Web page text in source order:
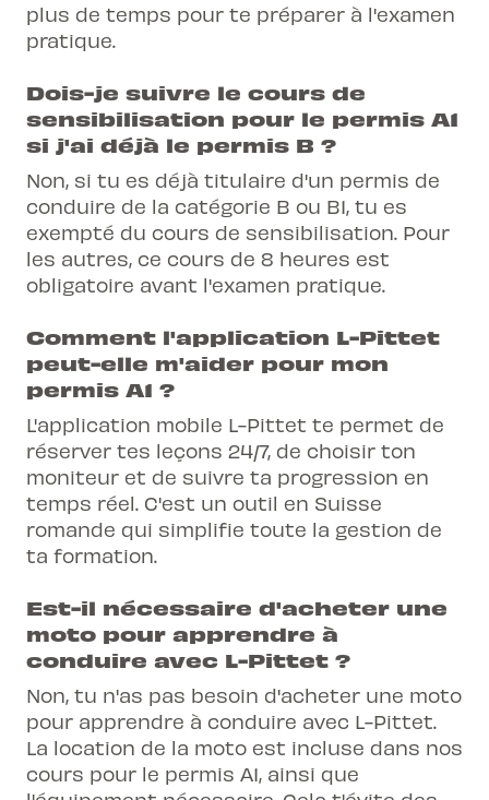
plus de temps pour te préparer à l'examen
pratique.
Dois-je suivre le cours de
sensibilisation pour le permis A1
si j'ai déjà le permis B ?
Non, si tu es déjà titulaire d'un permis de
conduire de la catégorie B ou B1, tu es
exempté du cours de sensibilisation. Pour
les autres, ce cours de 8 heures est
obligatoire avant l'examen pratique.
Comment l'application L-Pittet
peut-elle m'aider pour mon
permis A1 ?
L'application mobile L-Pittet te permet de
réserver tes leçons 24/7, de choisir ton
moniteur et de suivre ta progression en
temps réel. C'est un outil en Suisse
romande qui simplifie toute la gestion de
ta formation.
Est-il nécessaire d'acheter une
moto pour apprendre à
conduire avec L-Pittet ?
Non, tu n'as pas besoin d'acheter une moto
pour apprendre à conduire avec L-Pittet.
La location de la moto est incluse dans nos
cours pour le permis A1, ainsi que